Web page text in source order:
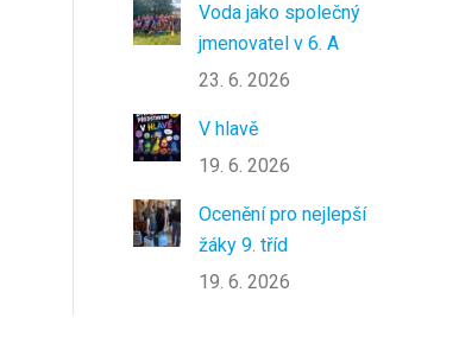
Voda jako společný
jmenovatel v 6. A
23. 6. 2026
V hlavě
19. 6. 2026
Ocenění pro nejlepší
žáky 9. tříd
19. 6. 2026